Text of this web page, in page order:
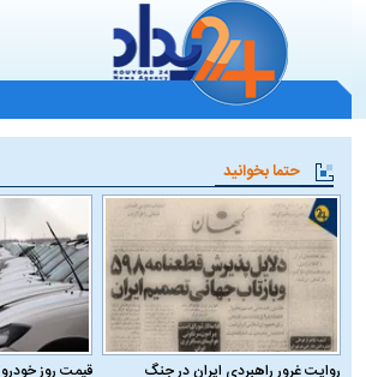
حتما بخوانید
روایت غرور راهبردی ایران در جنگ قیمت روز خودرو ۱۷ مرداد ۱۴۰۵